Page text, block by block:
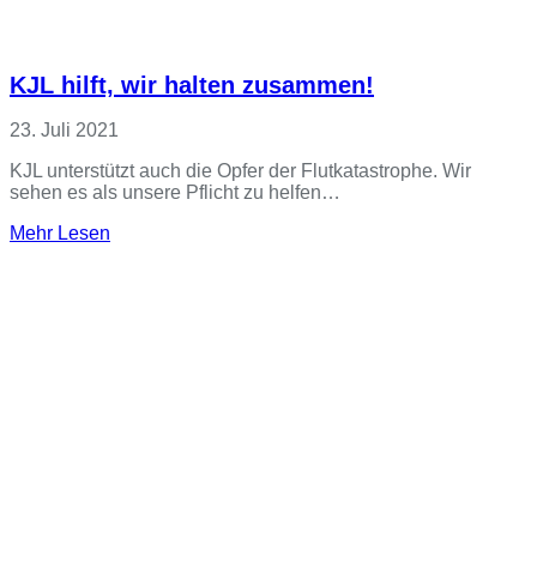
KJL hilft, wir halten zusammen!
23. Juli 2021
KJL unterstützt auch die Opfer der Flutkatastrophe. Wir
sehen es als unsere Pflicht zu helfen…
Mehr Lesen